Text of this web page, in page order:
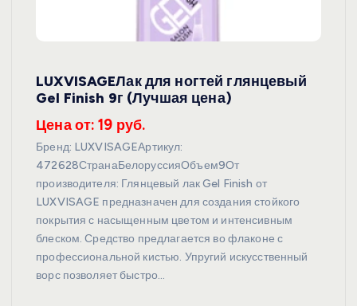
LUXVISAGEЛак для ногтей глянцевый
Gel Finish 9г (Лучшая цена)
Цена от: 19 руб.
Бренд: LUXVISAGEАртикул:
472628СтранаБелоруссияОбъем9От
производителя: Глянцевый лак Gel Finish от
LUXVISAGE предназначен для создания стойкого
покрытия с насыщенным цветом и интенсивным
блеском. Средство предлагается во флаконе с
профессиональной кистью. Упругий искусственный
ворс позволяет быстро…